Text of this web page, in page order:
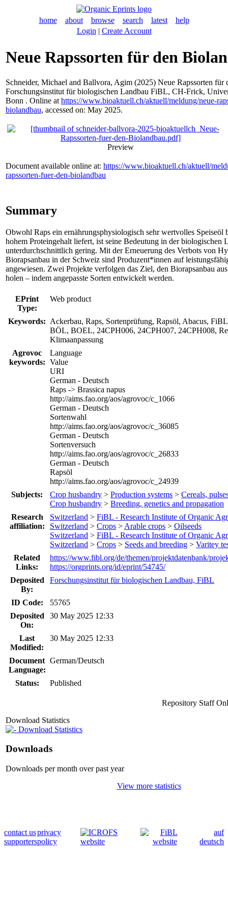
home about browse search latest
help
Login | Create Account
Neue Rapssorten für den
Schneider, Michael and Ballvora, Agim (2025) Neue Rapssorten für
Forschungsinstitut für biologischen Landbau FiBL, CH-Frick,
Bonn . Online at https://www.bioaktuell.ch/aktuell/meldung/neue-
biolandbau, accessed on: May 2025.
Preview
Document available online at: https://www.bioaktuell.ch/aktuell/
rapssorten-fuer-den-biolandbau
Summary
Obwohl Raps ein ernährungsphysiologisch sehr wertvolles Speiseöl
hohem Proteingehalt liefert, ist seine Bedeutung in der biologischen
unterdurchschnittlich gering. Mit der Erneuerung des Verbots von
Biorapsanbau in der Schweiz sind Produzent*innen auf
angewiesen. Zwei Projekte verfolgen das Ziel, den Biorapsanbau
holen – indem angepasste Sorten entwickelt werden.
EPrint
Type:
Web product
Keywords: Ackerbau, Raps, Sortenprüfung, Rapsöl, Abacus,
BÖL, BOEL, 24CPH006, 24CPH007, 24CPH008,
Klimaanpassung
Agrovoc
keywords:
Language
Value
URI
German - Deutsch
Raps -> Brassica napus
http://aims.fao.org/aos/agrovoc/c_1066
German - Deutsch
Sortenwahl
http://aims.fao.org/aos/agrovoc/c_36085
German - Deutsch
Sortenversuch
http://aims.fao.org/aos/agrovoc/c_26833
German - Deutsch
Rapsöl
http://aims.fao.org/aos/agrovoc/c_24939
Subjects:
Crop husbandry > Production systems > Cereals,
Crop husbandry > Breeding, genetics and propagation
Research
affiliation:
Switzerland > FiBL - Research Institute of Organic
Switzerland > Crops > Arable crops > Oilseeds
Switzerland > FiBL - Research Institute of Organic
Switzerland > Crops > Seeds and breeding > Varitey
Related
Links:
https://www.fibl.org/de/themen/projektdatenbank/
https://orgprints.org/id/eprint/54745/
Deposited
By:
Forschungsinstitut für biologischen Landbau, FiBL
ID Code:
55765
Deposited
On:
30 May 2025 12:33
Last
Modified:
30 May 2025 12:33
Document
Language:
German/Deutsch
Status: Published
Repository Staff
Download Statistics
Download Statistics
Downloads
Downloads per month over past year
View more statistics
contact us
supporters
privacy
policy
auf
deutsch